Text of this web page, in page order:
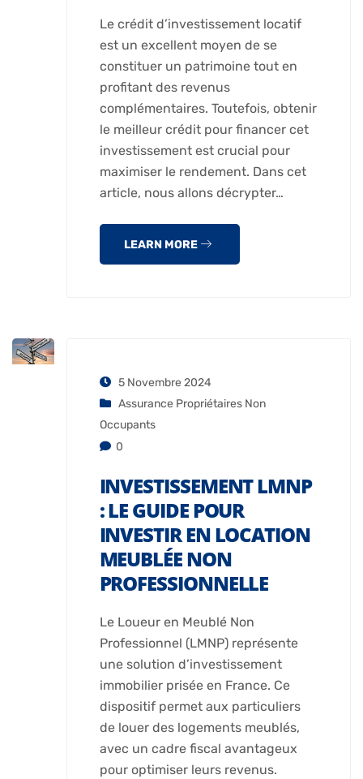
Le crédit d’investissement locatif
est un excellent moyen de se
constituer un patrimoine tout en
profitant des revenus
complémentaires. Toutefois, obtenir
le meilleur crédit pour financer cet
investissement est crucial pour
maximiser le rendement. Dans cet
article, nous allons décrypter…
LEARN MORE
5 Novembre 2024
Assurance Propriétaires Non
Occupants
0
INVESTISSEMENT LMNP
: LE GUIDE POUR
INVESTIR EN LOCATION
MEUBLÉE NON
PROFESSIONNELLE
Le Loueur en Meublé Non
Professionnel (LMNP) représente
une solution d’investissement
immobilier prisée en France. Ce
dispositif permet aux particuliers
de louer des logements meublés,
avec un cadre fiscal avantageux
pour optimiser leurs revenus.